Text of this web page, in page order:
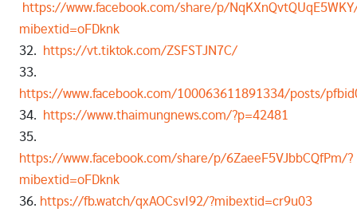
https://www.facebook.com/share/p/
mibextid=oFDknk
32.
https://vt.tiktok.com/ZSFSTJN7C/
33.
https://www.facebook.com/100063611891334/posts/
34.
https://www.thaimungnews.com/?p=42481
35.
https://www.facebook.com/share/p/6ZaeeF5VJbbCQfPm/?
mibextid=oFDknk
36. https://fb.watch/qxAOCsvI92/?mibextid=cr9u03